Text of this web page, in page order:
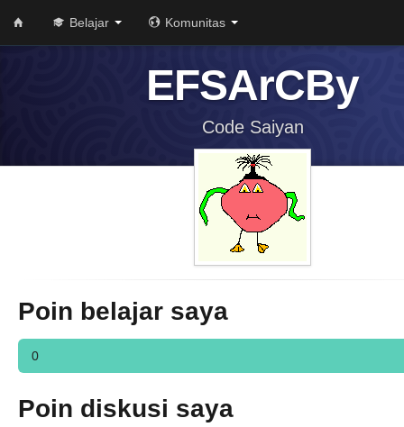
Belajar Komunitas
EFSArCBy
Code Saiyan
Poin belajar saya
0
Poin diskusi saya